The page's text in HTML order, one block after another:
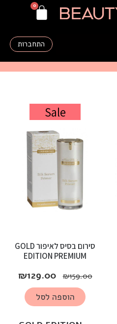
התחברות
Sale
סירום בסיס לאיפור GOLD
EDITION PREMIUM
₪159.00
₪129.00
הוספה לסל